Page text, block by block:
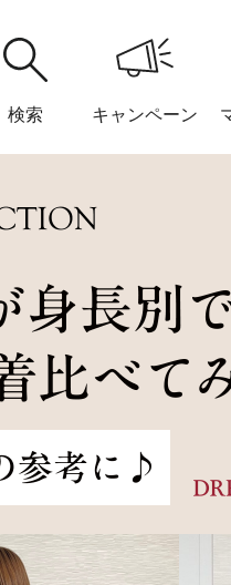
検索 キャンペーン
アテニア
ブランドサイ